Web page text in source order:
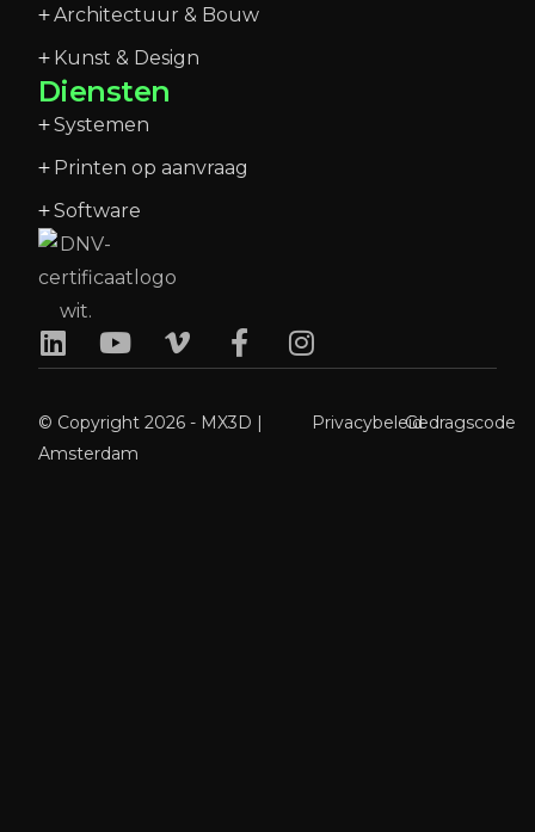
Architectuur & Bouw
Kunst & Design
Diensten
Systemen
Printen op aanvraag
Software
© Copyright 2026 - MX3D |
Amsterdam
PrivacybeleidGedragscode